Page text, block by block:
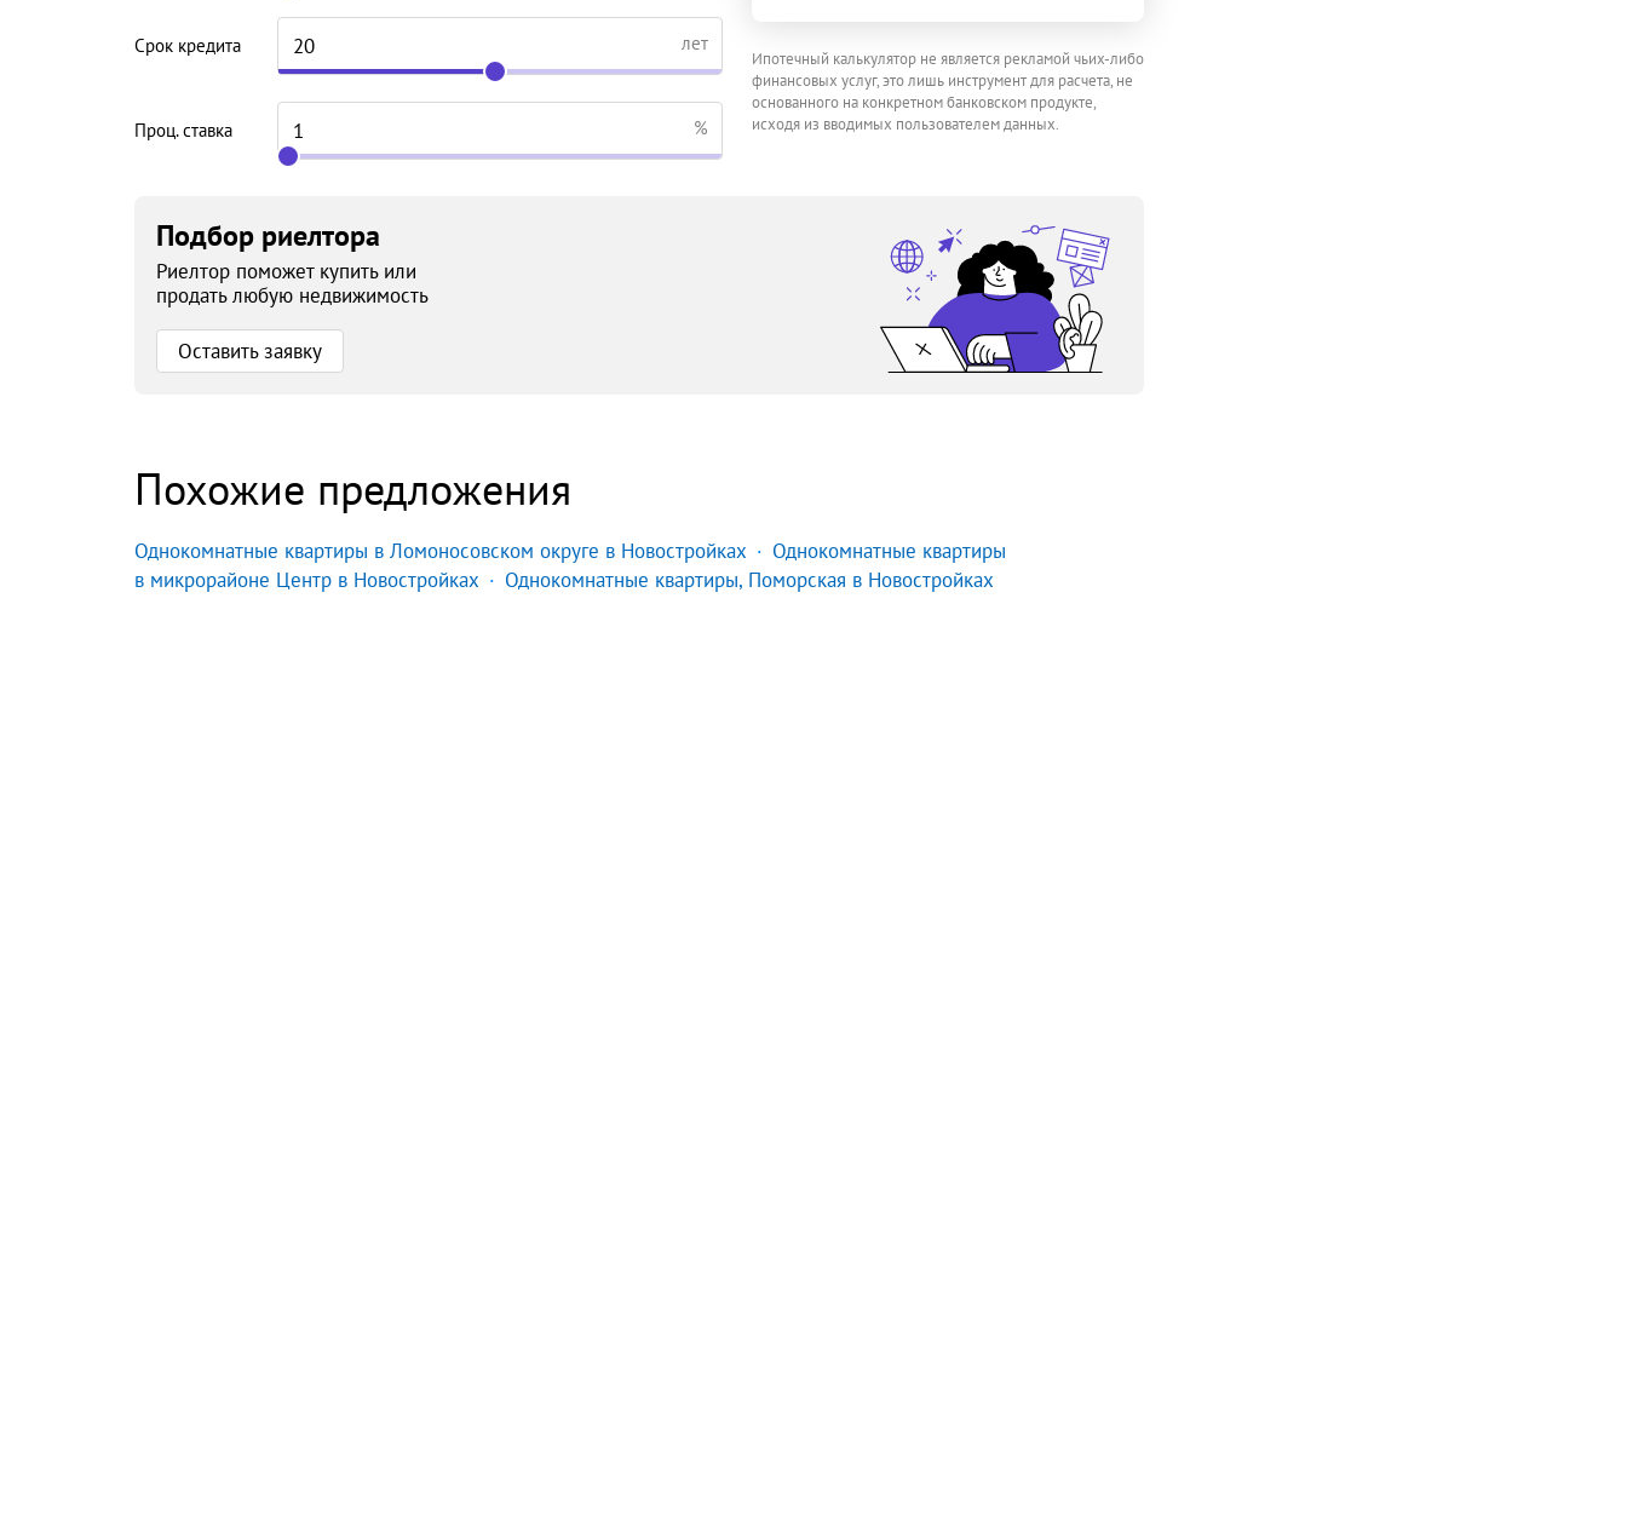
Срок кредита лет
Проц. ставка %
Ипотечный калькулятор не является рекламой чьих-либо
финансовых услуг, это лишь инструмент для расчета, не
основанного на конкретном банковском продукте,
исходя из вводимых пользователем данных.
Подбор риелтора
Риелтор поможет купить или
продать любую недвижимость
Оставить заявку
Похожие предложения
Однокомнатные квартиры в Ломоносовском округе в Новостройках
Однокомнатные квартиры
в микрорайоне Центр в Новостройках
Однокомнатные квартиры, Поморская в Новостройках